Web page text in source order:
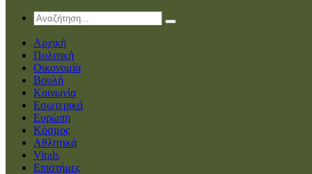
Αρχική
Πολιτική
Οικονομία
Βουλή
Κοινωνία
Εσωτερικά
Ευρώπη
Κόσμος
Αθλητικά
Virals
Επιστήμες